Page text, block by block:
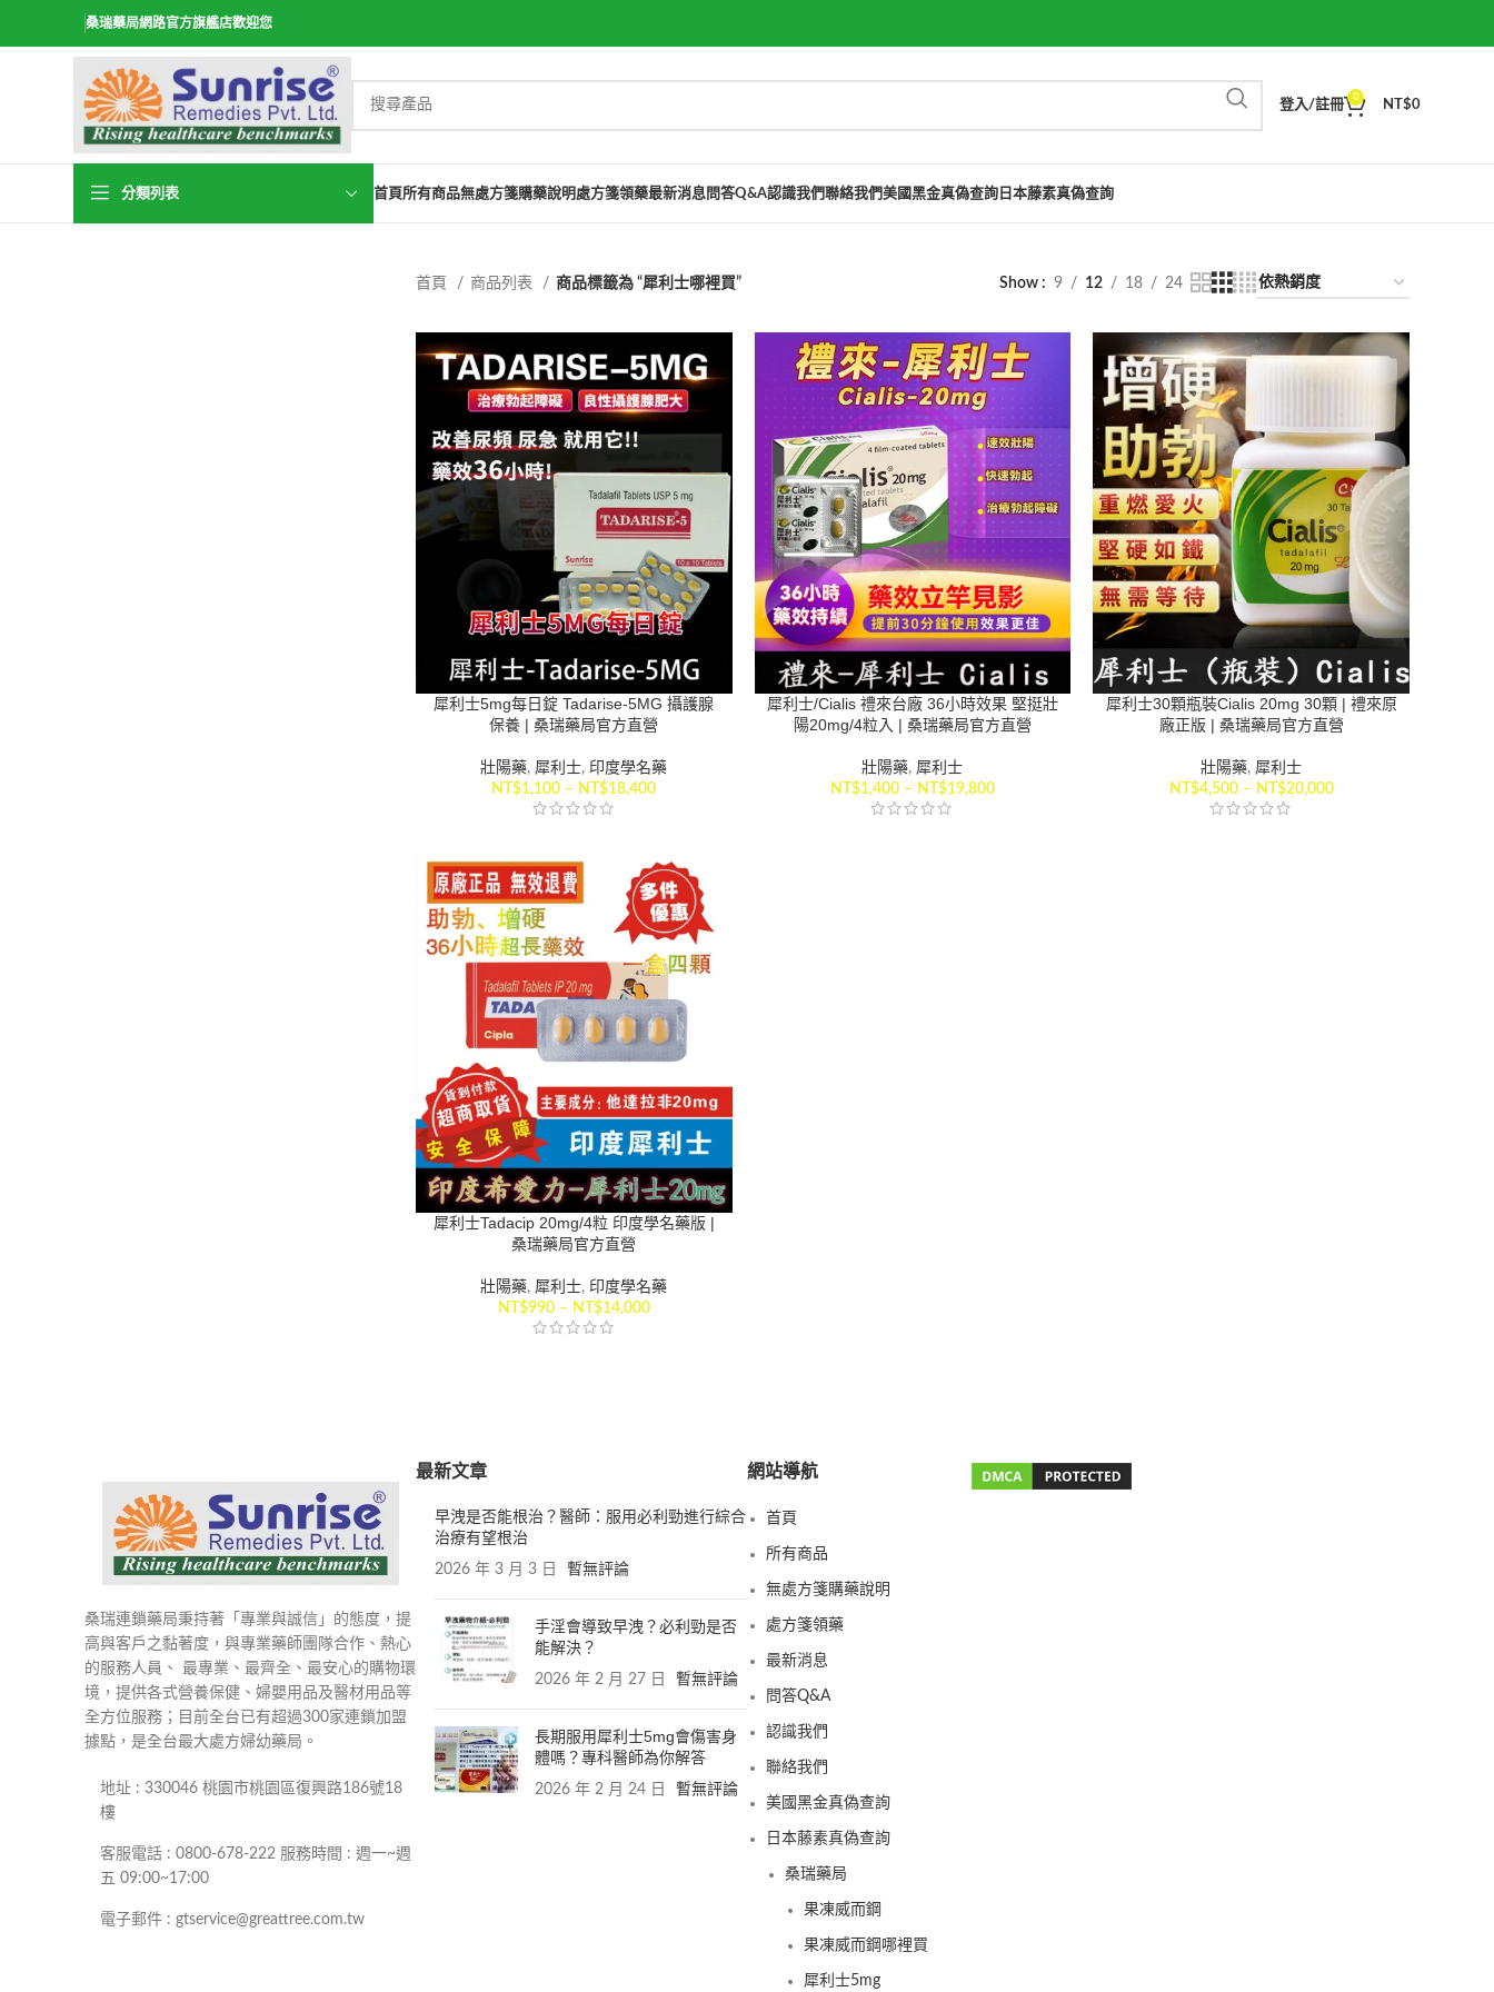
桑瑞藥局網路官方旗艦店歡迎您
登入/註冊
0
NT$0
分類列表 首頁所有商品無處方箋購藥說明 處方箋領藥最新消息 問答Q&A認識我們聯絡我們美國黑金真偽查詢 日本藤素真偽查詢
首頁 商品列表 商品標籤為 “犀利士哪裡買” Show 9 12 18 24
犀利士5mg每日錠 Tadarise-5MG 攝護腺
保養 | 桑瑞藥局官方直營
壯陽藥, 犀利士, 印度學名藥
NT$1,100 – NT$18,400
犀利士/Cialis 禮來台廠 36小時效果 堅挺壯
陽20mg/4粒入 | 桑瑞藥局官方直營
壯陽藥, 犀利士
NT$1,400– NT$19,800
犀利士30顆瓶裝Cialis 20mg 30顆 | 禮來原
廠正版 | 桑瑞藥局官方直營
壯陽藥, 犀利士
NT$4,500– NT$20,000
犀利士Tadacip 20mg/4粒 印度學名藥版 |
桑瑞藥局官方直營
壯陽藥, 犀利士, 印度學名藥
NT$990– NT$14,000
桑瑞連鎖藥局秉持著「專業與誠信」的態度，提
高與客戶之黏著度，與專業藥師團隊合作、熱心
的服務人員、 最專業、最齊全、最安心的購物環
境，提供各式營養保健、婦嬰用品及醫材用品等
全方位服務；目前全台已有超過300家連鎖加盟
據點，是全台最大處方婦幼藥局。
地址 : 330046 桃園市桃園區復興路186號18
樓
客服電話 : 0800-678-222 服務時間 : 週一~週
五 09:00~17:00
電子郵件 : gtservice@greattree.com.tw
最新文章
早洩是否能根治？醫師：服用必利勁進行綜合
治療有望根治
2026 年 3 月 3 日 暫無評論
手淫會導致早洩？必利勁是否
能解決？
2026 年 2 月 27 日 暫無評論
長期服用犀利士5mg會傷害身
體嗎？專科醫師為你解答
2026 年 2 月 24 日 暫無評論
網站導航
首頁
所有商品
無處方箋購藥說明
處方箋領藥
最新消息
問答Q&A
認識我們
聯絡我們
美國黑金真偽查詢
日本藤素真偽查詢
桑瑞藥局
果凍威而鋼
果凍威而鋼哪裡買
犀利士5mg